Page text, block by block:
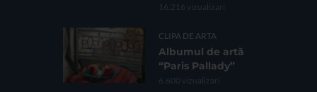
16.216 vizualizari
CLIPA DE ARTA
Albumul de artă
“Paris Pallady”
6.600 vizualizari